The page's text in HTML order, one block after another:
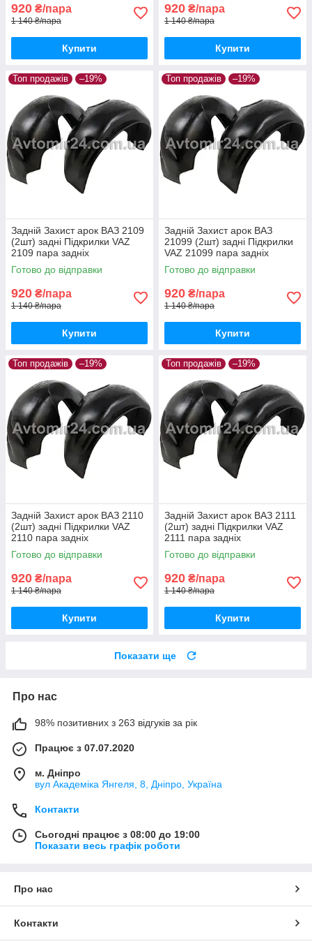
920 ₴/пара
1 140 ₴/пара
Купити
920 ₴/пара
1 140 ₴/пара
Купити
Топ продажів –19%
Задній Захист арок ВАЗ 2109
(2шт) задні Підкрилки VAZ
2109 пара задніх
Готово до відправки
920 ₴/пара
1 140 ₴/пара
Купити
Топ продажів –19%
Задній Захист арок ВАЗ
21099 (2шт) задні Підкрилки
VAZ 21099 пара задніх
Готово до відправки
920 ₴/пара
1 140 ₴/пара
Купити
Топ продажів –19%
Задній Захист арок ВАЗ 2110
(2шт) задні Підкрилки VAZ
2110 пара задніх
Готово до відправки
920 ₴/пара
1 140 ₴/пара
Купити
Топ продажів –19%
Задній Захист арок ВАЗ 2111
(2шт) задні Підкрилки VAZ
2111 пара задніх
Готово до відправки
920 ₴/пара
1 140 ₴/пара
Купити
Показати ще
Про нас
98% позитивних з 263 відгуків за рік
Працює з 07.07.2020
м. Дніпро
вул Академіка Янгеля, 8, Дніпро, Україна
Контакти
Сьогодні працює з 08:00 до 19:00
Показати весь графік роботи
Про нас
Контакти